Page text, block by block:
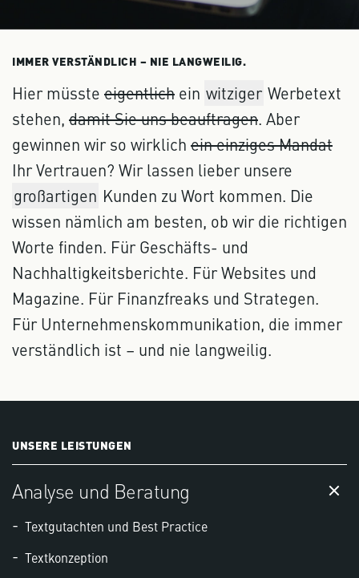
IMMER VERSTÄNDLICH – NIE LANGWEILIG.
Hier müsste eigentlich ein witziger Werbetext
stehen, damit Sie uns beauftragen. Aber
gewinnen wir so wirklich ein einziges Mandat
Ihr Vertrauen? Wir lassen lieber unsere
großartigen Kunden zu Wort kommen. Die
wissen nämlich am besten, ob wir die richtigen
Worte finden. Für Geschäfts- und
Nachhaltigkeitsberichte. Für Websites und
Magazine. Für Finanzfreaks und Strategen.
Für Unternehmenskommunikation, die immer
verständlich ist – und nie langweilig.
UNSERE LEISTUNGEN
Analyse und Beratung
Textgutachten und Best Practice
Textkonzeption